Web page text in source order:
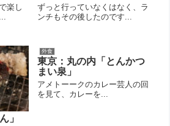
楽し
ずっと行っていなくはなく、ラ
ンチもその後したのです...
」
外食
東京：丸の内「とんかつ
まい泉」
アメトーークのカレー芸人の回
を見て、カレーを...